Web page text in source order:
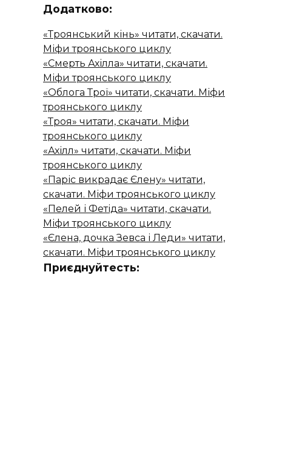
Додатково:
«Троянський кінь» читати, скачати.
Міфи троянського циклу
«Смерть Ахілла» читати, скачати.
Міфи троянського циклу
«Облога Трої» читати, скачати. Міфи
троянського циклу
«Троя» читати, скачати. Міфи
троянського циклу
«Ахілл» читати, скачати. Міфи
троянського циклу
«Паріс викрадає Єлену» читати,
скачати. Міфи троянського циклу
«Пелей і Фетіда» читати, скачати.
Міфи троянського циклу
«Єлена, дочка Зевса і Леди» читати,
скачати. Міфи троянського циклу
Приєднуйтесть: